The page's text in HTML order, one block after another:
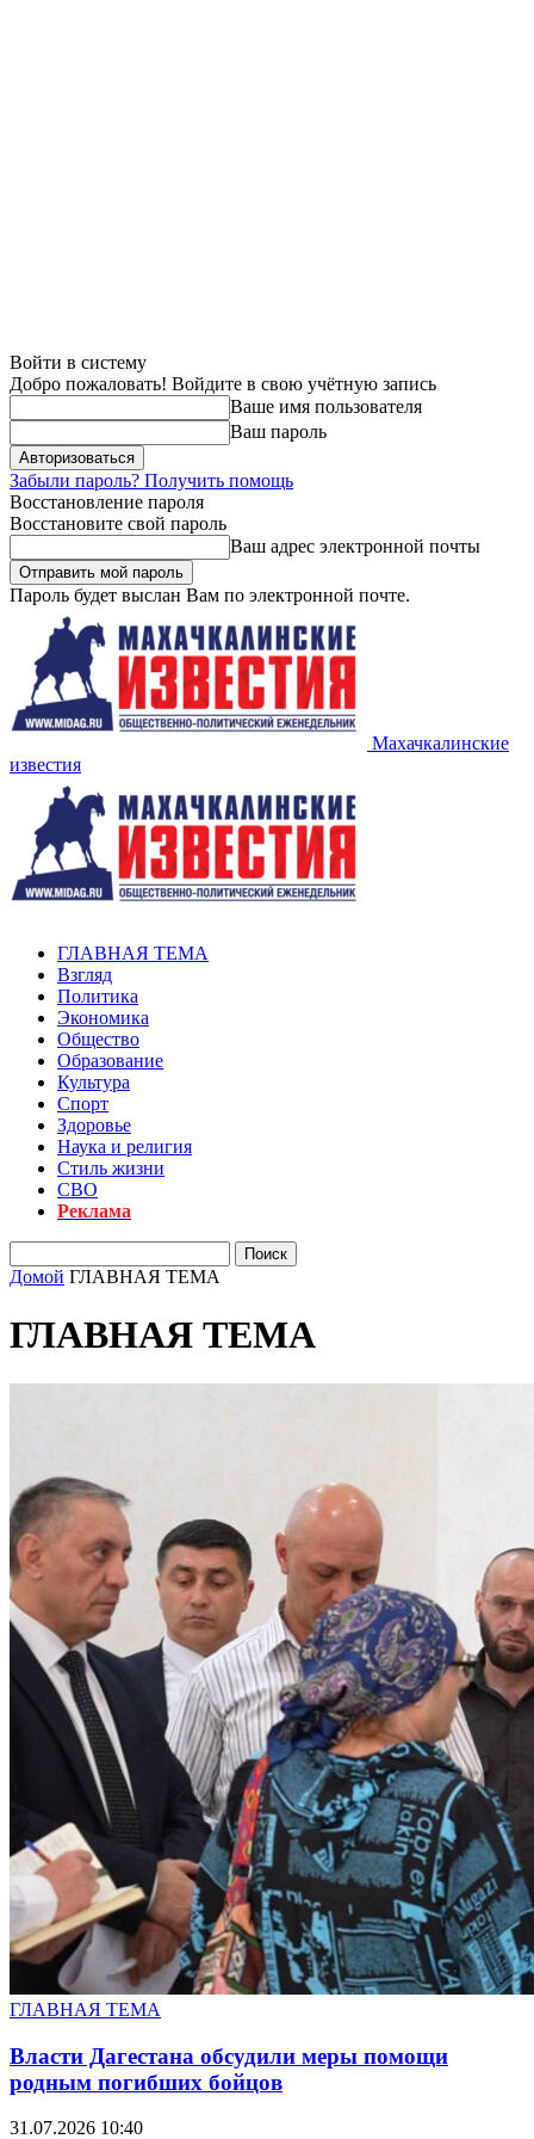
Войти в систему
Добро пожаловать! Войдите в свою учётную запись
Ваше имя пользователя
Ваш пароль
Забыли пароль? Получить помощь
Восстановление пароля
Восстановите свой пароль
Ваш адрес электронной почты
Пароль будет выслан Вам по электронной почте.
Махачкалинские
известия
ГЛАВНАЯ ТЕМА
Взгляд
Политика
Экономика
Общество
Образование
Культура
Спорт
Здоровье
Наука и религия
Стиль жизни
СВО
Реклама
Домой ГЛАВНАЯ ТЕМА
ГЛАВНАЯ ТЕМА
ГЛАВНАЯ ТЕМА
Власти Дагестана обсудили меры помощи
родным погибших бойцов
31.07.2026 10:40